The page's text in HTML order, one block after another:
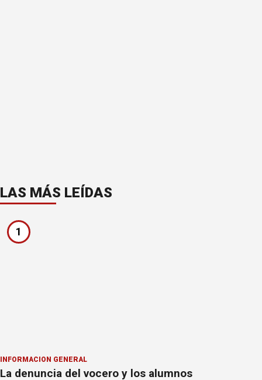
LAS MÁS LEÍDAS
1
INFORMACION GENERAL
La denuncia del vocero y los alumnos